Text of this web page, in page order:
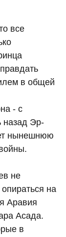
все
в общей
- с
назад Эр-
нынешнюю
не
на
Аравия
Асада.
в